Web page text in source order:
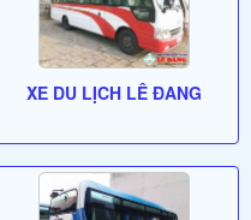
XE DU LỊCH LÊ ĐANG